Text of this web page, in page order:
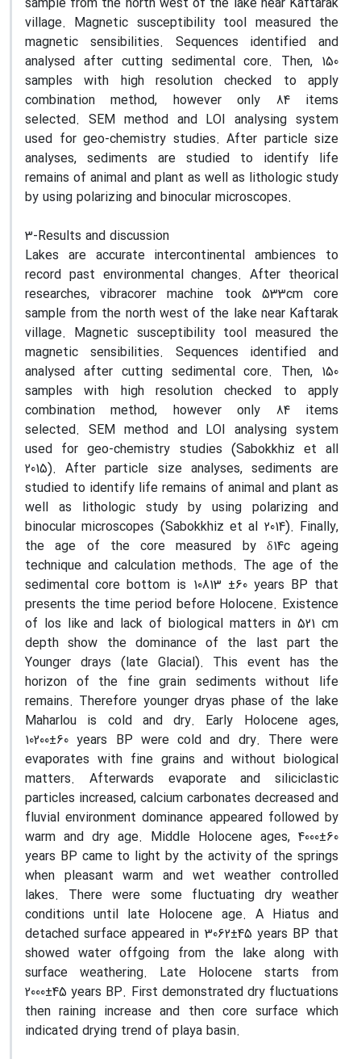
village. Magnetic susceptibility tool measured the
magnetic sensibilities. Sequences identified and
analysed after cutting sedimental core. Then, 150
samples with high resolution checked to apply
combination method, however only 84 items
selected. SEM method and LOI analysing system
used for geo-chemistry studies. After particle size
analyses, sediments are studied to identify life
remains of animal and plant as well as lithologic study
by using polarizing and binocular microscopes.
3-Results and discussion
Lakes are accurate intercontinental ambiences to
record past environmental changes. After theorical
researches, vibracorer machine took 533cm core
sample from the north west of the lake near Kaftarak
village. Magnetic susceptibility tool measured the
magnetic sensibilities. Sequences identified and
analysed after cutting sedimental core. Then, 150
samples with high resolution checked to apply
combination method, however only 84 items
selected. SEM method and LOI analysing system
used for geo-chemistry studies (Sabokkhiz et all
2015). After particle size analyses, sediments are
studied to identify life remains of animal and plant as
well as lithologic study by using polarizing and
binocular microscopes (Sabokkhiz et al 2014). Finally,
the age of the core measured by δ14c ageing
technique and calculation methods. The age of the
sedimental core bottom is 10813 ±60 years BP that
presents the time period before Holocene. Existence
of los like and lack of biological matters in 521 cm
depth show the dominance of the last part the
Younger drays (late Glacial). This event has the
horizon of the fine grain sediments without life
remains. Therefore younger dryas phase of the lake
Maharlou is cold and dry. Early Holocene ages,
10200±60 years BP were cold and dry. There were
evaporates with fine grains and without biological
matters. Afterwards evaporate and siliciclastic
particles increased, calcium carbonates decreased and
fluvial environment dominance appeared followed by
warm and dry age. Middle Holocene ages, 4000±60
years BP came to light by the activity of the springs
when pleasant warm and wet weather controlled
lakes. There were some fluctuating dry weather
conditions until late Holocene age. A Hiatus and
detached surface appeared in 3062±45 years BP that
showed water offgoing from the lake along with
surface weathering. Late Holocene starts from
2000±45 years BP. First demonstrated dry fluctuations
then raining increase and then core surface which
indicated drying trend of playa basin.